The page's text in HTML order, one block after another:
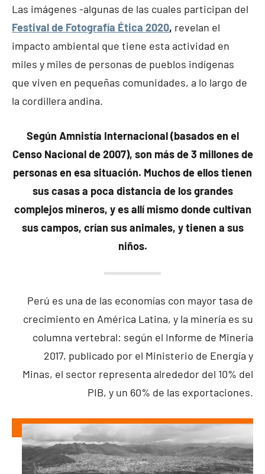
Las imágenes -algunas de las cuales participan del
Festival de Fotografía Ética 2020, revelan el
impacto ambiental que tiene esta actividad en
miles y miles de personas de pueblos indígenas
que viven en pequeñas comunidades, a lo largo de
la cordillera andina.
Según Amnistía Internacional (basados en el
Censo Nacional de 2007), son más de 3 millones de
personas en esa situación. Muchos de ellos tienen
sus casas a poca distancia de los grandes
complejos mineros, y es allí mismo donde cultivan
sus campos, crían sus animales, y tienen a sus
niños.
Perú es una de las economías con mayor tasa de
crecimiento en América Latina, y la minería es su
columna vertebral: según el Informe de Minería
2017, publicado por el Ministerio de Energía y
Minas, el sector representa alrededor del 10% del
PIB, y un 60% de las exportaciones.